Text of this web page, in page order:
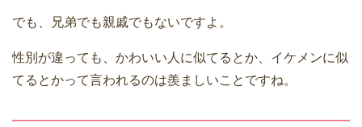
でも、兄弟でも親戚でもないですよ。
性別が違っても、かわいい人に似てるとか、イケメンに似
てるとかって言われるのは羨ましいことですね。